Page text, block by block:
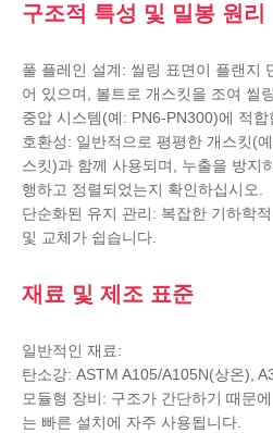
구조적 특성 및 밀봉 원리
풀 플레인 설계: 씰링 표면이 플랜지
어 있으며, 볼트로 개스킷을 조여 씰
중압 시스템(예: PN6-PN300)에 적합
호환성: 일반적으로 평평한 개스킷(
스킷)과 함께 사용되며, 누출을 방지
행하고 정렬되었는지 확인하십시오.
단순화된 유지 관리: 복잡한 기하학
및 교체가 쉽습니다.
재료 및 제조 표준
일반적인 재료:
탄소강: ASTM A105/A105N(상온),
모듈형 장비: 구조가 간단하기 때문
는 빠른 설치에 자주 사용됩니다.